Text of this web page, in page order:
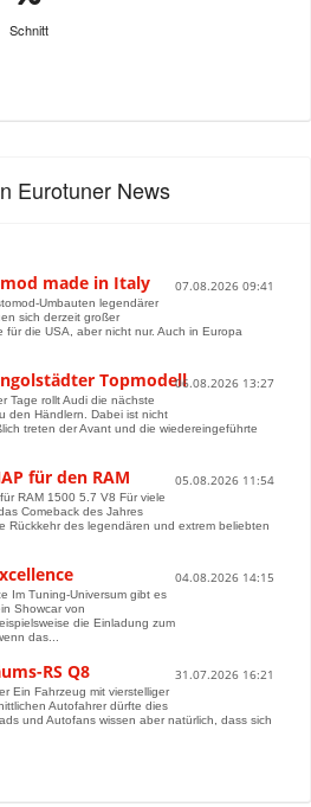
Schnitt
Eurotuner News
made in Italy 07.08.2026 09:41
Umbauten legendärer
sich derzeit großer
die USA, aber nicht nur. Auch in Europa
Topmodell06.08.2026 13:27
Tage rollt Audi die nächste
den Händlern. Dabei ist nicht
treten der Avant und die wiedereingeführte
für den RAM 05.08.2026 11:54
RAM 1500 5.7 V8 Für viele
Comeback des Jahres
Rückkehr des legendären und extrem beliebten
04.08.2026 14:15
Im Tuning-Universum gibt es
Showcar von
die Einladung zum
das...
RS Q8 31.07.2026 16:21
Ein Fahrzeug mit vierstelliger
Autofahrer dürfte dies
und Autofans wissen aber natürlich, dass sich